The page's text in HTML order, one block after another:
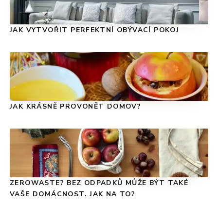
JAK VYTVOŘIT PERFEKTNÍ OBÝVACÍ POKOJ
JAK KRÁSNĚ PROVONĚT DOMOV?
ZEROWASTE? BEZ ODPADKŮ MŮŽE BÝT TAKÉ
VAŠE DOMÁCNOST. JAK NA TO?